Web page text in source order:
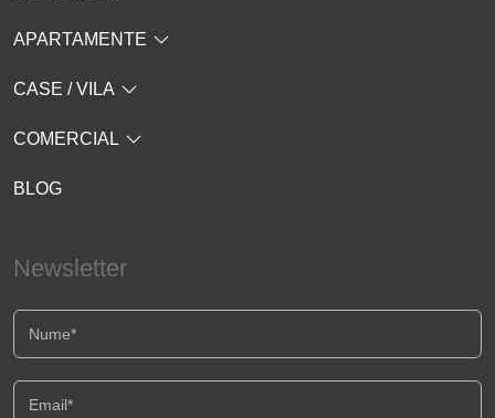
APARTAMENTE
CASE / VILA
COMERCIAL
BLOG
Newsletter